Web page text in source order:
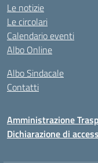
Le notizie
Le circolari
Calendario eventi
Albo Online
Albo Sindacale
Contatti
Amministrazione
Dichiarazione di